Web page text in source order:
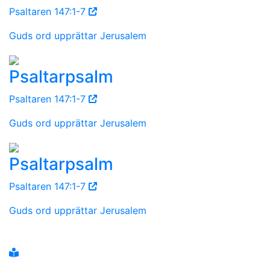
Psaltaren 147:1-7
Guds ord upprättar Jerusalem
Psaltarpsalm
Psaltaren 147:1-7
Guds ord upprättar Jerusalem
Psaltarpsalm
Psaltaren 147:1-7
Guds ord upprättar Jerusalem